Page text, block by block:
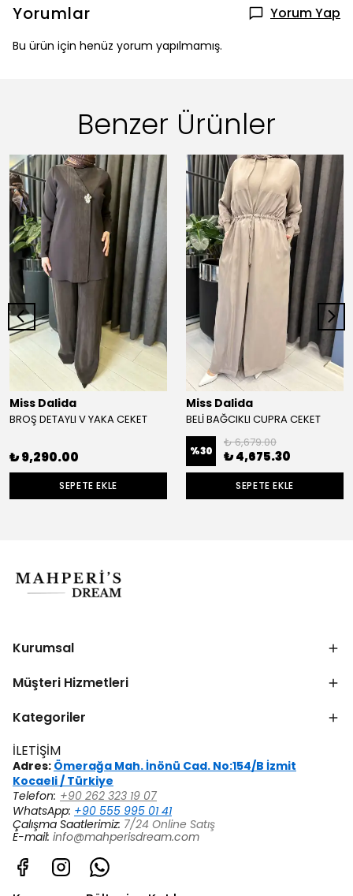
Yorumlar Yorum Yap
Bu ürün için henüz yorum yapılmamış.
Benzer Ürünler
Miss Dalida
BROŞ DETAYLI V YAKA CEKET
₺ 9,290.00
SEPETE EKLE
Miss Dalida
BELİ BAĞCIKLI CUPRA CEKET
%30
₺ 6,679.00
₺ 4,675.30
SEPETE EKLE
Kurumsal
Müşteri Hizmetleri
Kategoriler
İLETİŞİM
Adres: Ömerağa Mah. İnönü Cad. No:154/B İzmit
Kocaeli / Türkiye
Telefon: +90 262 323 19 07
WhatsApp: +90 555 995 01 41
Çalışma Saatlerimiz: 7/24 Online Satış
E-mail: info@mahperisdream.com